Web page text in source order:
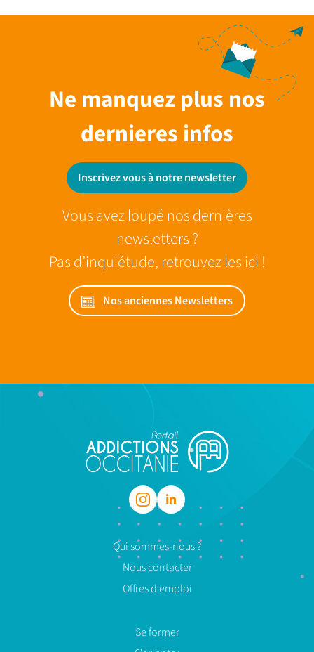
Ne manquez plus nos
dernieres infos
Inscrivez vous à notre newsletter
Vous avez loupé nos dernières
newsletters ?
Pas d’inquiétude, retrouvez les ici !
Nos anciennes Newsletters
Qui sommes-nous ?
Nous contacter
Offres d'emploi
Se former